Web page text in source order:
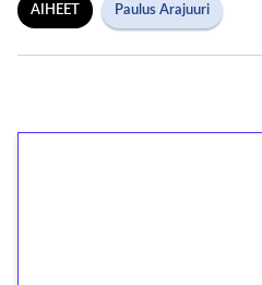
AIHEET Paulus Arajuuri